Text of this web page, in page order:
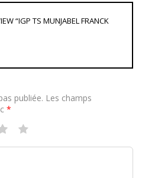
“IGP TS MUNJABEL FRANCK
publiée. Les champs
*